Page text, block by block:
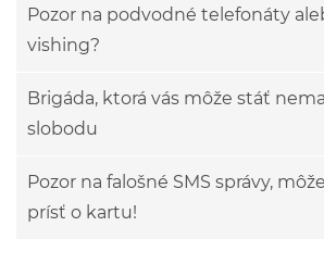
Pozor na podvodné telefonáty
vishing?
Brigáda, ktorá vás môže stáť
slobodu
Pozor na falošné SMS správy,
prísť o kartu!